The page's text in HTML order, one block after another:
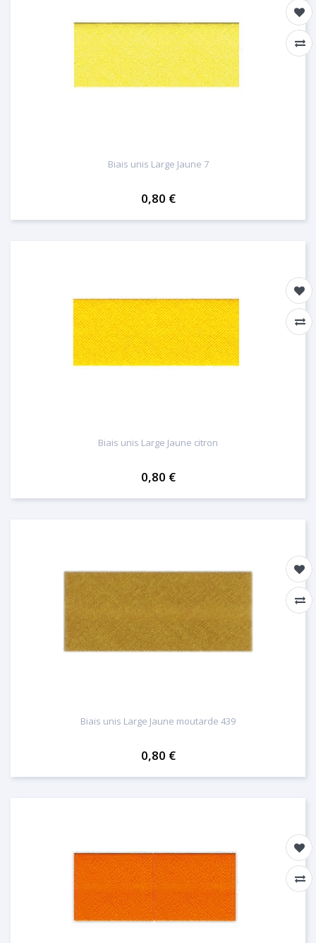
Biais unis Large Jaune 7
0,80 €
Biais unis Large Jaune citron
0,80 €
Biais unis Large Jaune moutarde 439
0,80 €